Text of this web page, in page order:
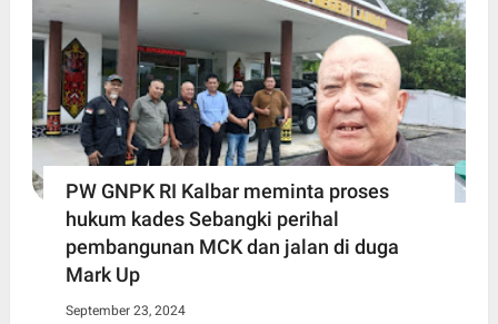
PW GNPK RI Kalbar meminta proses
hukum kades Sebangki perihal
pembangunan MCK dan jalan di duga
Mark Up
September 23, 2024